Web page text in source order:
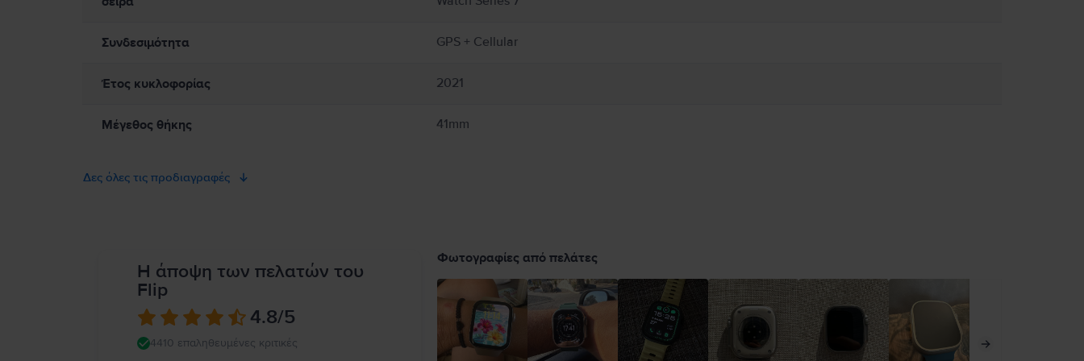
πρέπει να διατηρείτε ασφαλή απόσταση ανάμεσα στη συσκευή σας και το Apple Watch, ορισμένα λουράκια και τα μαγνητικά αξεσουάρ φόρτισης του Apple Watch. Το Apple Watch δεν είναι ιατρική συσκευή και
Συνδεσιμότητα GPS + Cellular
Έτος κυκλοφορίας 2021
Μέγεθος θήκης 41mm
Δες όλες τις προδιαγραφές
Η άποψη των πελατών του
Flip
4.8/5
4410 επαληθευμένες κριτικές
Φωτογραφίες από πελάτες